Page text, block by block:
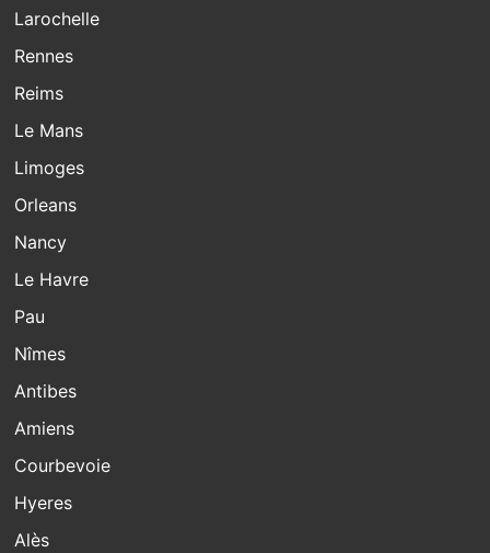
Larochelle
Rennes
Reims
Le Mans
Limoges
Orleans
Nancy
Le Havre
Pau
Nîmes
Antibes
Amiens
Courbevoie
Hyeres
Alès